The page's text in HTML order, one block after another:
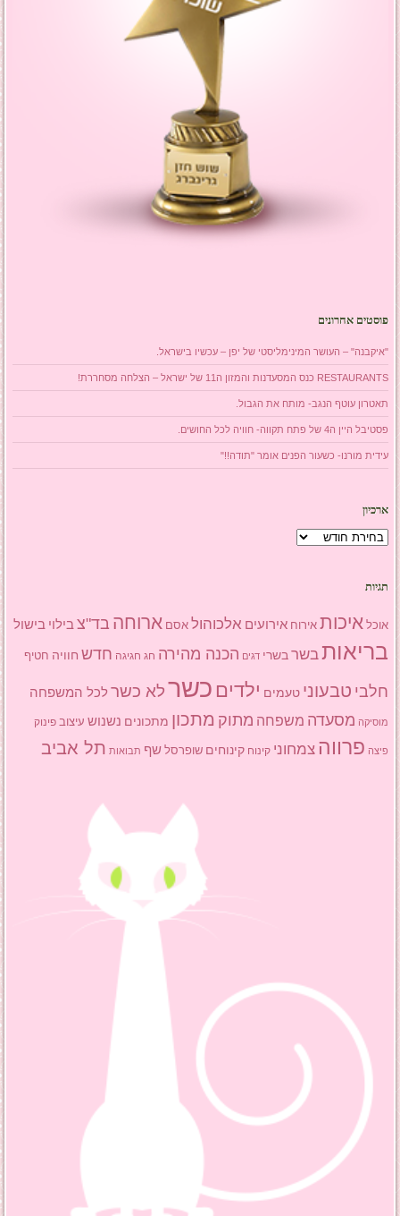
פוסטים אחרונים
"איקבנה" – העושר המינימליסטי של יפן – עכשיו בישראל.
RESTAURANTS כנס המסעדנות והמזון ה11 של ישראל – הצלחה מסחררת!
תאטרון עוטף הנגב- מותח את הגבול.
פסטיבל היין ה4 של פתח תקווה- חוויה לכל החושים.
עידית מורנו- כשעור הפנים אומר "תודה!!"
ארכיון
ארכיון
תגיות
אוכל איכות אירוח אירועים אלכוהול אסם ארוחה בד"צ בילוי בישול
בריאותבשר בשרי דגים הכנה מהירה חג חגיגה חדש חוויה חטיף
חלבי טבעוני טעמים ילדים כשרלא כשר לכל המשפחה
מוסיקה מסעדה משפחה מתוק מתכון מתכונים נשנוש עיצוב פינוק
פיצה פרווה צמחוני קינוח קינוחים שופרסל שף תבואות תל אביב